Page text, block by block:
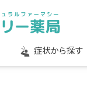
症状から探す